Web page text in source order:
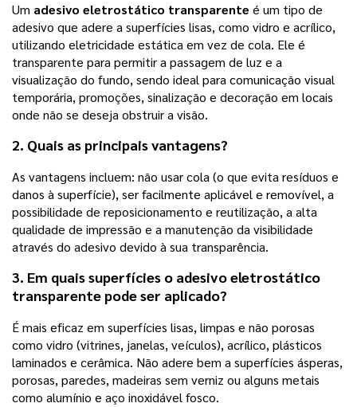
Um adesivo eletrostático transparente é um tipo de
adesivo que adere a superfícies lisas, como vidro e acrílico,
utilizando eletricidade estática em vez de cola. Ele é
transparente para permitir a passagem de luz e a
visualização do fundo, sendo ideal para comunicação visual
temporária, promoções, sinalização e decoração em locais
onde não se deseja obstruir a visão.
2. Quais as principais vantagens?
As vantagens incluem: não usar cola (o que evita resíduos e
danos à superfície), ser facilmente aplicável e removível, a
possibilidade de reposicionamento e reutilização, a alta
qualidade de impressão e a manutenção da visibilidade
através do adesivo devido à sua transparência.
3. Em quais superfícies o adesivo eletrostático
transparente pode ser aplicado?
É mais eficaz em superfícies lisas, limpas e não porosas
como vidro (vitrines, janelas, veículos), acrílico, plásticos
laminados e cerâmica. Não adere bem a superfícies ásperas,
porosas, paredes, madeiras sem verniz ou alguns metais
como alumínio e aço inoxidável fosco.